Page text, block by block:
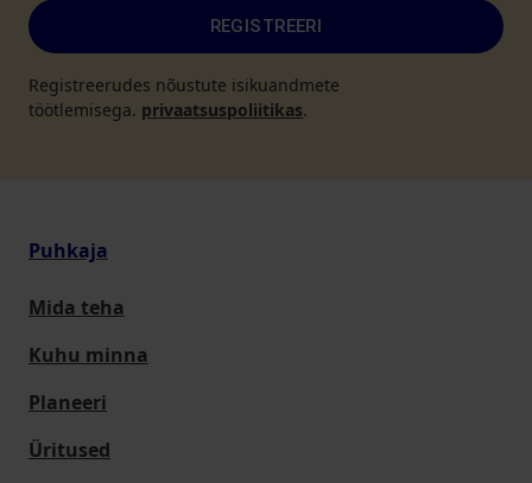
REGISTREERI
Registreerudes nõustute isikuandmete
töötlemisega. privaatsuspoliitikas.
Puhkaja
Mida teha
Kuhu minna
Planeeri
Üritused